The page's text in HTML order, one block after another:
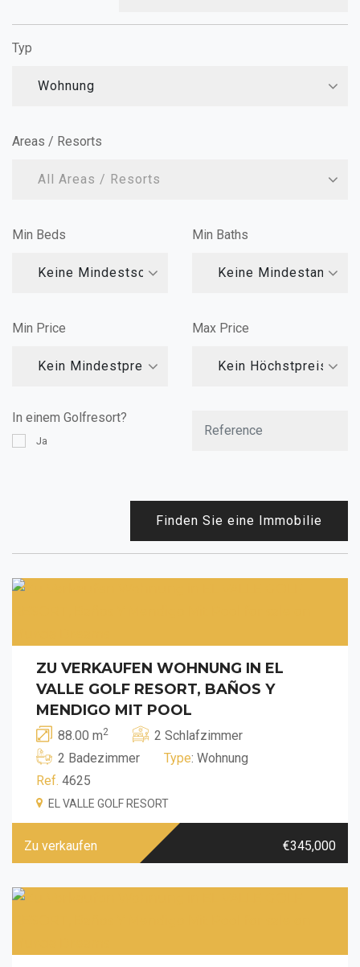
Typ
Wohnung
Areas / Resorts
All Areas / Resorts
Min Beds
Keine Mindestschlafzimmer
Min Baths
Keine Mindestanzahl
Min Price
Kein Mindestpreis
Max Price
Kein Höchstpreis
In einem Golfresort?
Ja
Finden Sie eine Immobilie
ZU VERKAUFEN WOHNUNG IN EL
VALLE GOLF RESORT, BAÑOS Y
MENDIGO MIT POOL
88.00 m2
2 Schlafzimmer
2 Badezimmer
Type: Wohnung
Ref. 4625
EL VALLE GOLF RESORT
Zu verkaufen €345,000